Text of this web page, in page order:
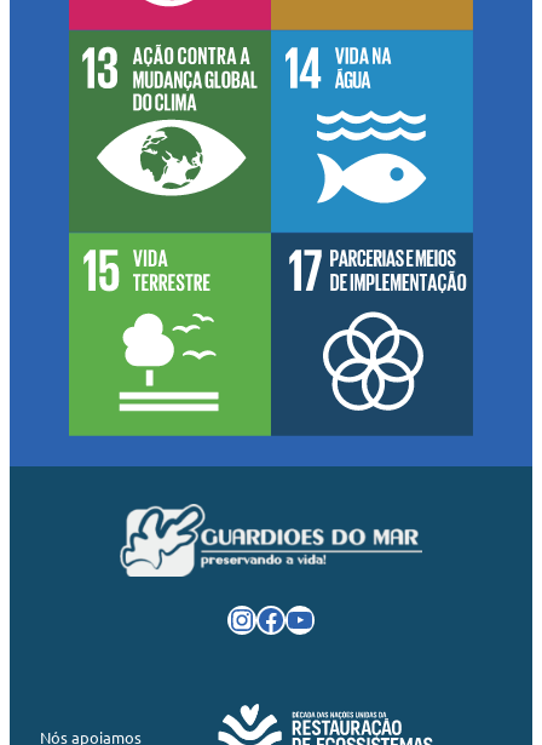
InstagramFacebook Youtube
Nós apoiamos